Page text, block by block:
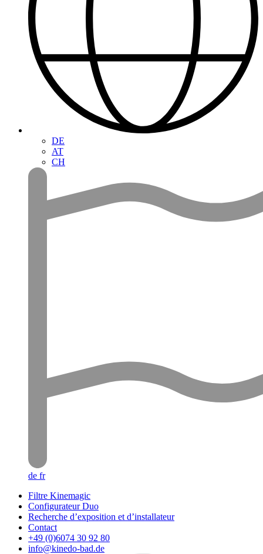
DE
AT
CH
de fr
Filtre Kinemagic
Configurateur Duo
Recherche d’exposition et d’installateur
Contact
+49 (0)6074 30 92 80
info@kinedo-bad.de